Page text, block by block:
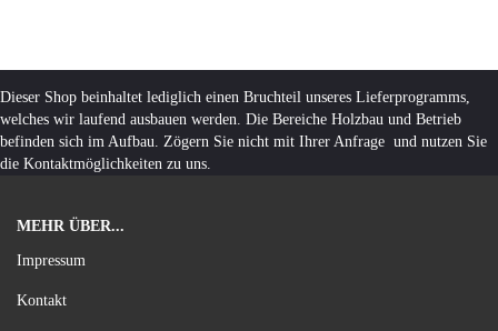
Dieser Shop beinhaltet lediglich einen Bruchteil unseres Lieferprogramms,
welches wir laufend ausbauen werden. Die Bereiche Holzbau und Betrieb
befinden sich im Aufbau. Zögern Sie nicht mit Ihrer Anfrage und nutzen Sie
die Kontaktmöglichkeiten zu uns.
MEHR ÜBER...
Impressum
Kontakt